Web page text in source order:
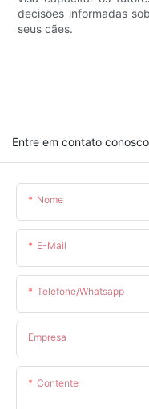
decisões informadas
seus cães.
Entre em contato conosco
Nome
E-Mail
Telefone/whatsapp
Empresa
Contente